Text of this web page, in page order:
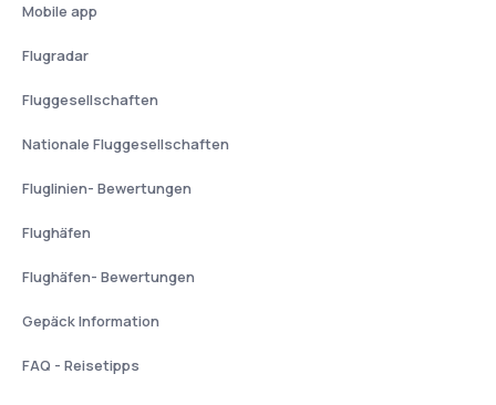
Mobile app
Flugradar
Fluggesellschaften
Nationale Fluggesellschaften
Fluglinien- Bewertungen
Flughäfen
Flughäfen- Bewertungen
Gepäck Information
FAQ - Reisetipps